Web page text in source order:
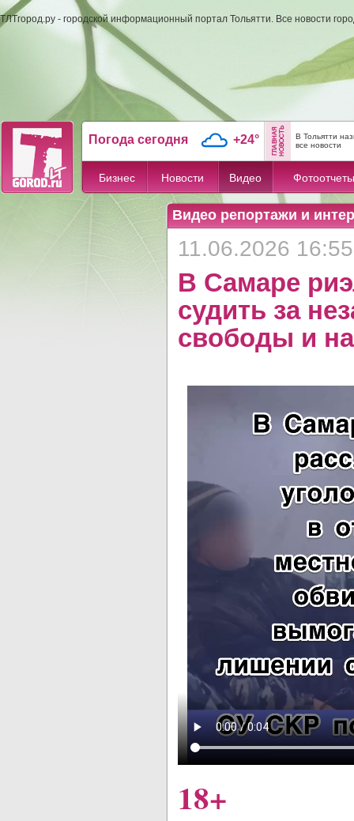
ТЛТгород.ру - городской информационный портал Тольятти. Все новости
Погода сегодня +24°
В Тольятти
все новости
Бизнес Новости Видео Фотоотчеты
Видео репортажи и
11.06.2026 16:55
В Самаре
судить за
свободы и
18+